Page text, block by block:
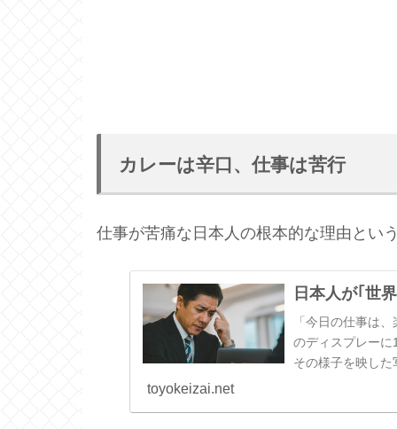
カレーは辛口、仕事は苦行
仕事が苦痛な日本人の根本的な理由とい
日本人が｢世
「今日の仕事は
のディスプレー
その様子を映し
toyokeizai.net